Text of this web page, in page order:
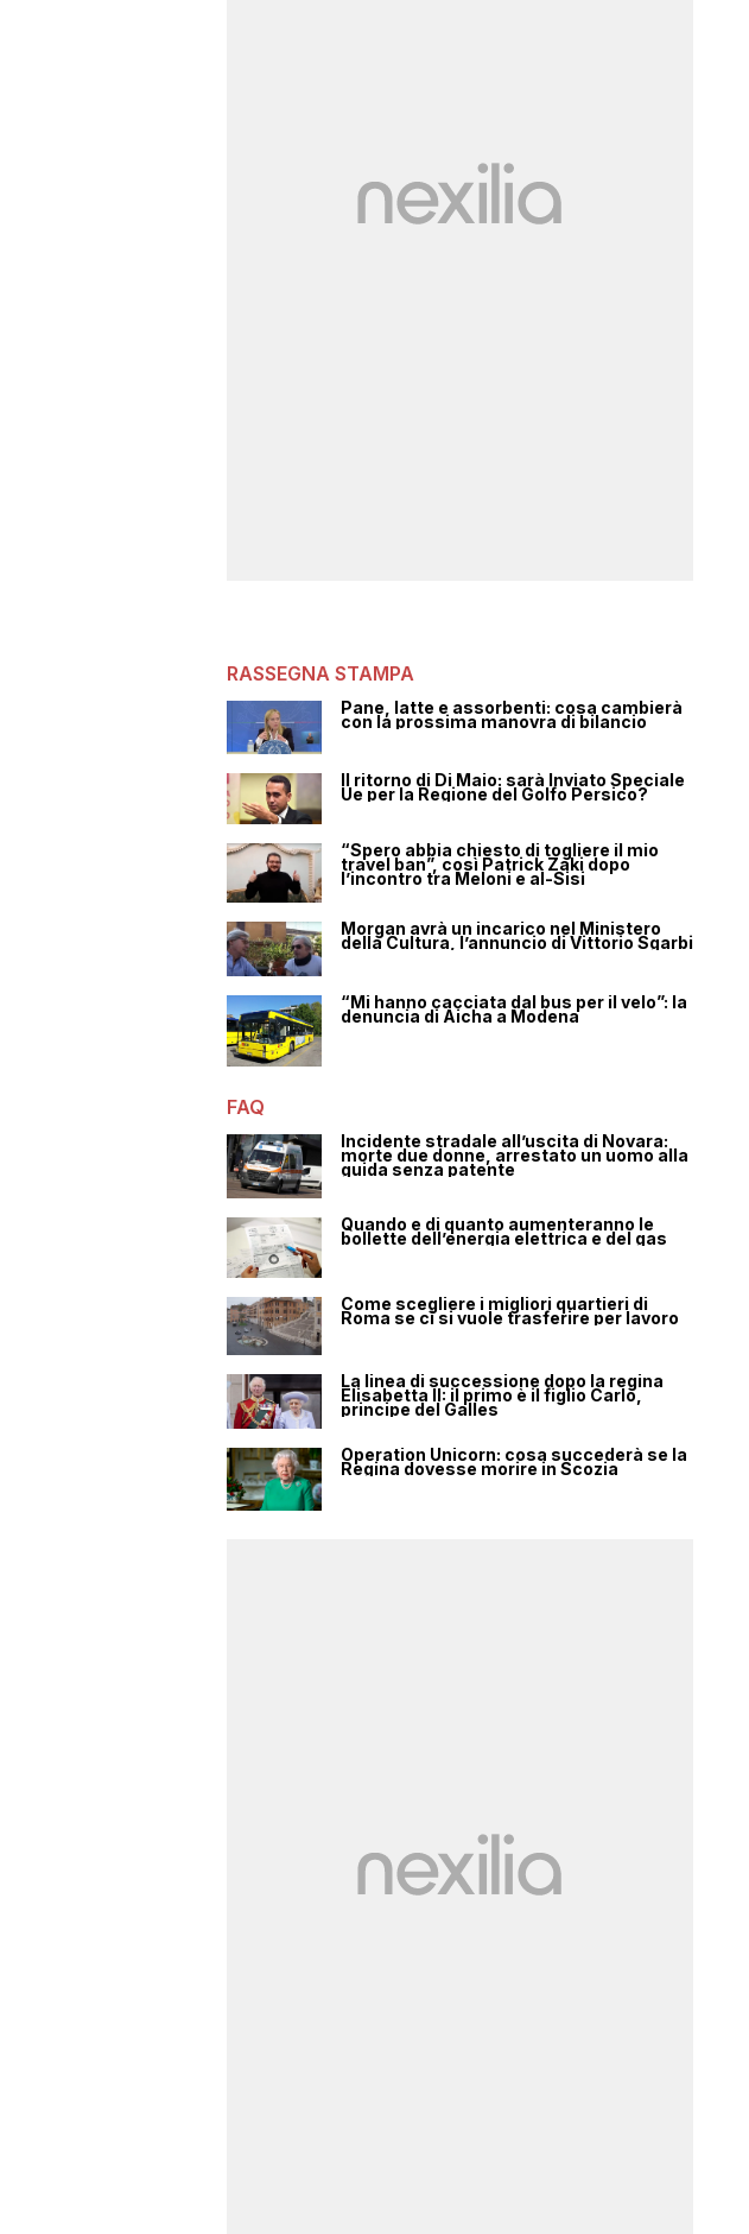
RASSEGNA STAMPA
Pane, latte e assorbenti: cosa cambierà
con la prossima manovra di bilancio
Il ritorno di Di Maio: sarà Inviato Speciale
Ue per la Regione del Golfo Persico?
“Spero abbia chiesto di togliere il mio
travel ban”, così Patrick Zaki dopo
l’incontro tra Meloni e al-Sisi
Morgan avrà un incarico nel Ministero
della Cultura, l’annuncio di Vittorio Sgarbi
“Mi hanno cacciata dal bus per il velo”: la
denuncia di Aicha a Modena
FAQ
Incidente stradale all’uscita di Novara:
morte due donne, arrestato un uomo alla
guida senza patente
Quando e di quanto aumenteranno le
bollette dell’energia elettrica e del gas
Come scegliere i migliori quartieri di
Roma se ci si vuole trasferire per lavoro
La linea di successione dopo la regina
Elisabetta II: il primo è il figlio Carlo,
principe del Galles
Operation Unicorn: cosa succederà se la
Regina dovesse morire in Scozia